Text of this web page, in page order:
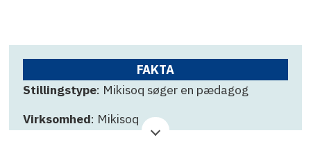
FAKTA
Stillingstype: Mikisoq søger en pædagog
Virksomhed: Mikisoq